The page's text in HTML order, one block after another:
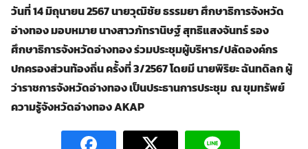
วันที่ 14 มิถุนายน 2567 นายวุฒิชัย ธรรมยา ศึกษาธิการจังหวัด
อ่างทอง มอบหมาย นางสาวภัทรานิษฐ์สุทธิแสงจันทร์ รอง
ศึกษาธิการจังหวัดอ่างทองร่วมประชุมผู้บริหาร/ปลัดองค์กร
ปกครองส่วนท้องถิ่น ครั้งที่ 3/2567 โดยมี นายพิริยะฉันทดิลก ผู้
ว่าราชการจังหวัดอ่างทอง เป็นประธานการประชุม ณ ขุมทรัพย์
ความรู้จังหวัดอ่างทองAKAP